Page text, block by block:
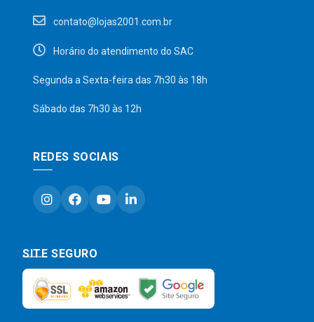
contato@lojas2001.com.br
Horário do atendimento do SAC
Segunda a Sexta-feira das 7h30 às 18h
Sábado das 7h30 às 12h
REDES SOCIAIS
SITE SEGURO